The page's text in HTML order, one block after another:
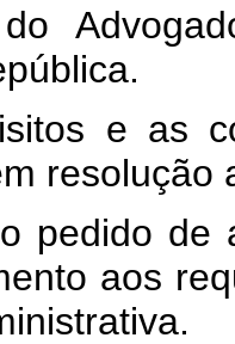
e as
resolução
pedido de
aos